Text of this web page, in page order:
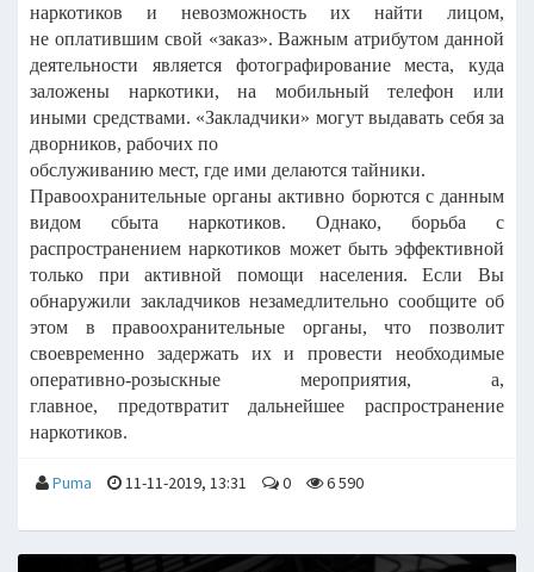
наркотиков и невозможность их найти лицом,
не оплатившим свой «заказ».Важным атрибутом данной
деятельности является фотографированиеместа, куда
заложены наркотики, на мобильный телефон или
иными средствами. «Закладчики» могут выдавать себя за
дворников, рабочих по
обслуживанию мест, где ими делаются тайники.
Правоохранительные органы активно борются с данным
видом сбыта наркотиков. Однако, борьба с
распространением наркотиков может быть эффективной
только при активной помощи населения.Если Вы
обнаружили закладчиков незамедлительно сообщите об
этом вправоохранительные органы, что позволит
своевременно задержать их ипровести необходимые
оперативно-розыскные мероприятия, а,
главное, предотвратит дальнейшее распространение
наркотиков.
Puma 11-11-2019, 13:31 0 6 590